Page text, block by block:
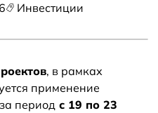
Инвестиции
, в рамках
применение
период с 19 по 23